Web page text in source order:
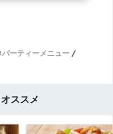
パーティーメニュー
ススメ